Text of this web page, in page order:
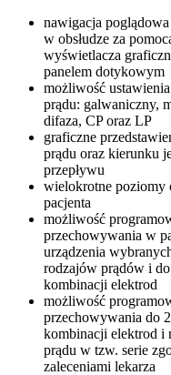
nawigacja poglądowa
w obsłudze za
wyświetlacza
panelem dotykowym
możliwość
prądu: galwaniczny,
difaza, CP oraz LP
graficzne
prądu oraz kierunku
przepływu
wielokrotne poziomy
pacjenta
możliwość
przechowywania w
urządzenia
rodzajów prądów i
kombinacji elektrod
możliwość
przechowywania do
kombinacji elektrod i
prądu w tzw. serie
zaleceniami lekarza